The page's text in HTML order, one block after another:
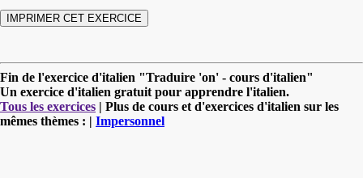
Fin de l'exercice d'italien "Traduire 'on' - cours d'italien"
Un exercice d'italien gratuit pour apprendre l'italien.
Tous les exercices | Plus de cours et d'exercices d'italien sur les
mêmes thèmes : | Impersonnel